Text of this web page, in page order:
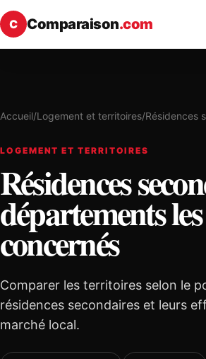
C Comparaison.com
Accueil/Logement et territoires/Résidences
LOGEMENT ET TERRITOIRES
Résidences
départements
concernés
Comparer les territoires selon le
résidences secondaires et leurs
marché local.